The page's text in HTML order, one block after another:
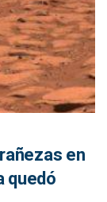
en
quedó